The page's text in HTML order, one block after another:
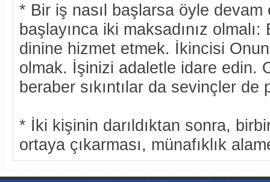
* Bir iş nasıl başlarsa öyle
başlayınca iki maksadınız olmalı:
dinine hizmet etmek. İkincisi
olmak. İşinizi adaletle idare edin.
beraber sıkıntılar da sevinçler de
* İki kişinin darıldıktan sonra,
ortaya çıkarması, münafıklık